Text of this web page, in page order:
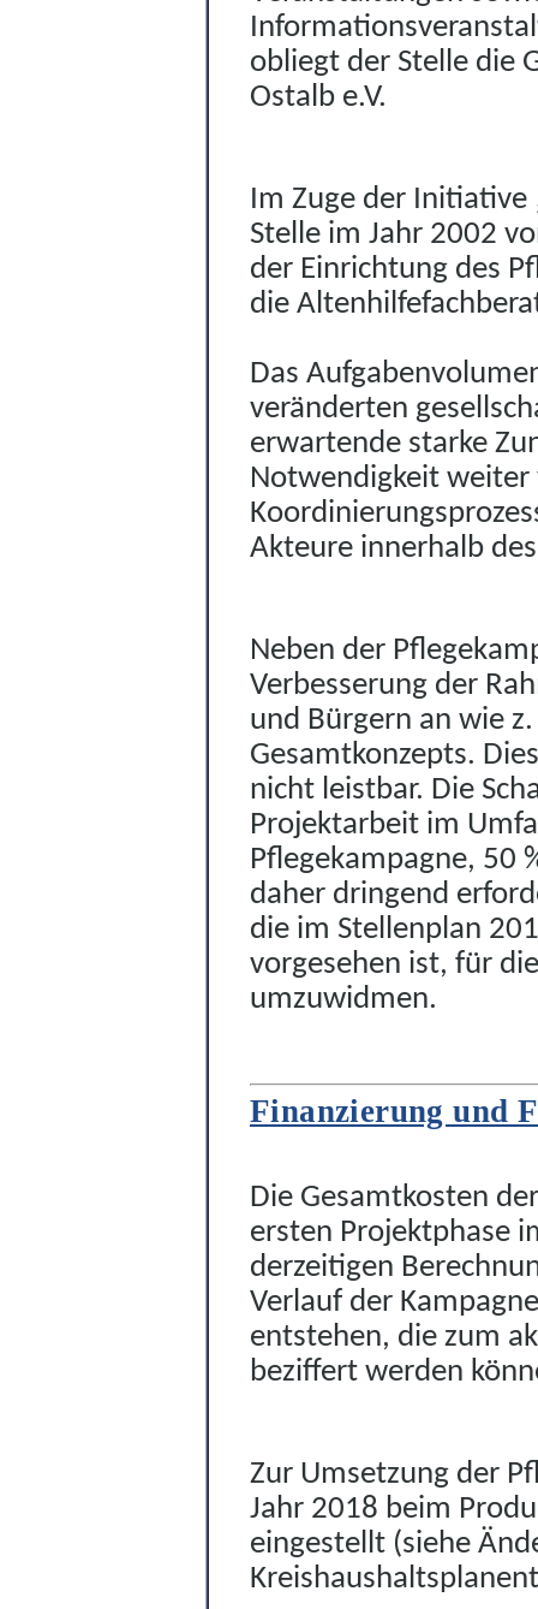
obliegt der Stelle die
Ostalb e.V.
Im Zuge der Initiative
Stelle im Jahr 2002
der Einrichtung des
die
Das
veränderten
erwartende starke
Notwendigkeit weiter
Koordinierungspro
Akteure innerhalb
Neben der
Verbesserung der Rah
und Bürgern an wie
Gesamtkonzepts.
nicht leistbar. Die
Projektarbeit im Um
Pflegekampagne, 50
daher dringend
die im Stellenplan
vorgesehen ist, für
umzuwidmen.
Finanzierung und
Die Gesamtkosten
ersten Projektphase
derzeitigen
Verlauf der
entstehen, die zum
beziffert werden kön
Zur Umsetzung der
Jahr 2018 beim Pro
eingestellt (siehe